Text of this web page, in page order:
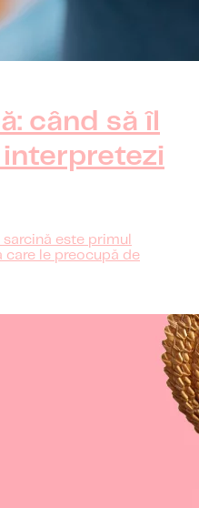
când să îl
este primul
care le preocupă de